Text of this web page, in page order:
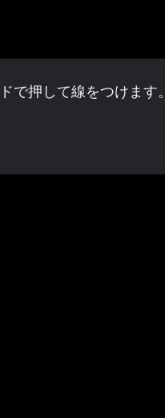
で押して線をつけます。